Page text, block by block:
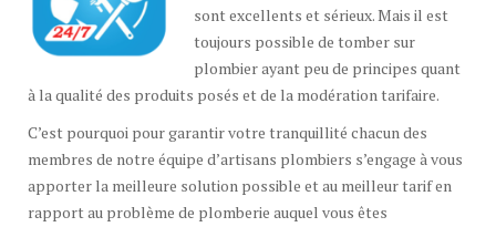
sont excellents et sérieux. Mais il est
toujours possible de tomber sur
plombier ayant peu de principes quant
à la qualité des produits posés et de la modération tarifaire.
C’est pourquoi pour garantir votre tranquillité chacun des
membres de notre équipe d’artisans plombiers s’engage à vous
apporter la meilleure solution possible et au meilleur tarif en
rapport au problème de plomberie auquel vous êtes